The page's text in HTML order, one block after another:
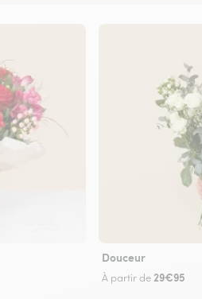
Douceur
À partir de 29€95